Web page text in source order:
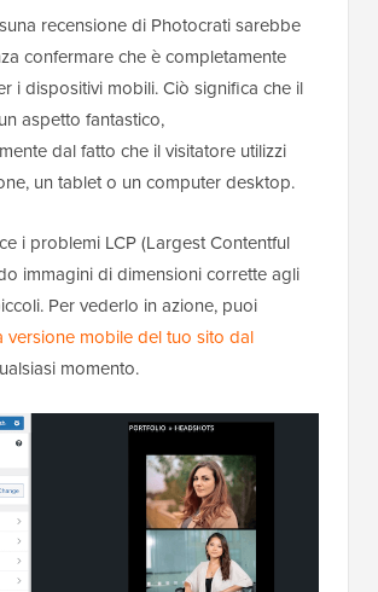
recensione di Photocrati sarebbe
confermare che è completamente
i dispositivi mobili. Ciò significa che il
aspetto fantastico,
dal fatto che il visitatore utilizzi
un tablet o un computer desktop.
i problemi LCP (Largest Contentful
immagini di dimensioni corrette agli
Per vederlo in azione, puoi
versione mobile del tuo sito dal
momento.